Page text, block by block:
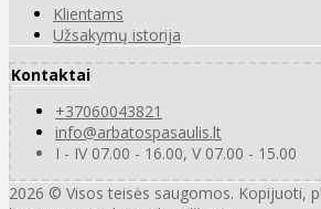
Klientams
Užsakymų istorija
Kontaktai
+37060043821
info@arbatospasaulis.lt
I - IV 07.00 - 16.00, V 07.00 - 15.00
2026 © Visos teisės saugomos. Kopijuoti,